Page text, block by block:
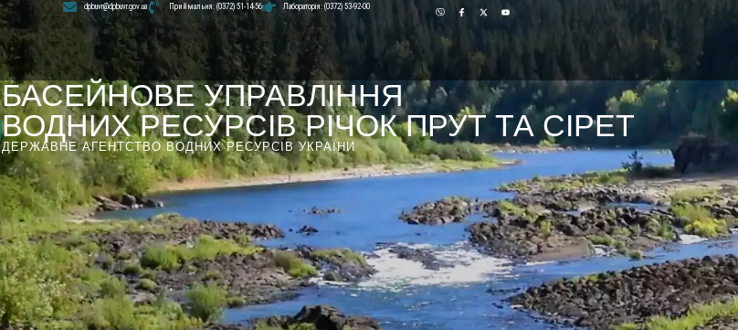
Лабораторія: (0372) 53-92-00
dpbuvr@dpbuvr.gov.ua Приймальня: (0372) 51-14-56
БАСЕЙНОВЕ УПРАВЛІННЯ
ВОДНИХ РЕСУРСІВ РІЧОК ПРУТ ТА СІРЕТ
ДЕРЖАВНЕ АГЕНТСТВО ВОДНИХ РЕСУРСІВ УКРАЇНИ